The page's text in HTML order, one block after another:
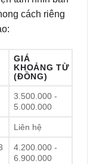
cách riêng
GIÁ
KHOẢNG TỪ
(ĐỒNG)
3.500.000 -
5.000.000
Liên hệ
4.200.000 -
6.900.000